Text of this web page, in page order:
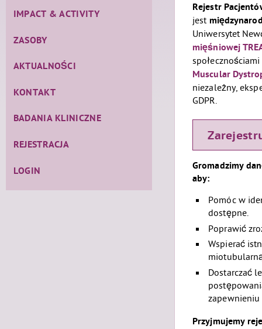
IMPACT & ACTIVITY
ZASOBY
AKTUALNOŚCI
KONTAKT
BADANIA KLINICZNE
REJESTRACJA
LOGIN
Rejestr
jest
Uniwersytet
mięśniowej
Muscular
niezależny,
GDPR.
Gromadzimy
aby:
Pomóc w
dostępne.
Poprawić
Wspierać
Dostarczać
Przyjmujemy